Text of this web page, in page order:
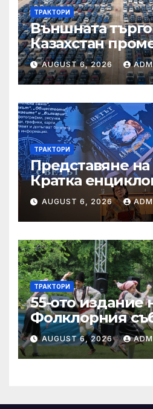
ТРАКТОРИ
Външната
Казахстан
структурата си
тенденции
AUGUST 6, 2026
ТРАКТОРИ
Представяне на
Кратка
AUGUST 6, 2026
ТРАКТОРИ
55-ото издание
Фолклорния
„Златната
проведе на 8
на младежта
AUGUST 6, 2026